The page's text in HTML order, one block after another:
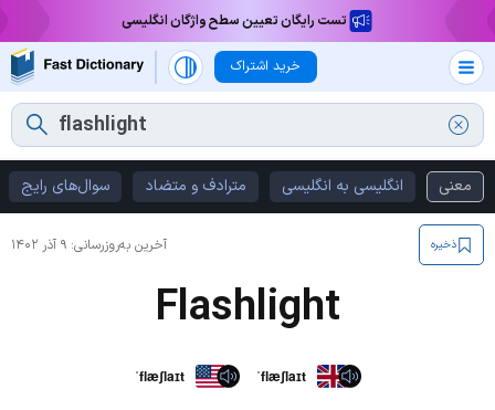
تست رایگان تعیین سطح واژگان انگلیسی
خرید اشتراک
معنی انگلیسی به انگلیسی مترادف و متضاد سوال‌های رایج
آخرین به‌روزرسانی: ۹ آذر ۱۴۰۲ ذخیره
Flashlight
ˈflæʃlaɪt ˈflæʃlaɪt